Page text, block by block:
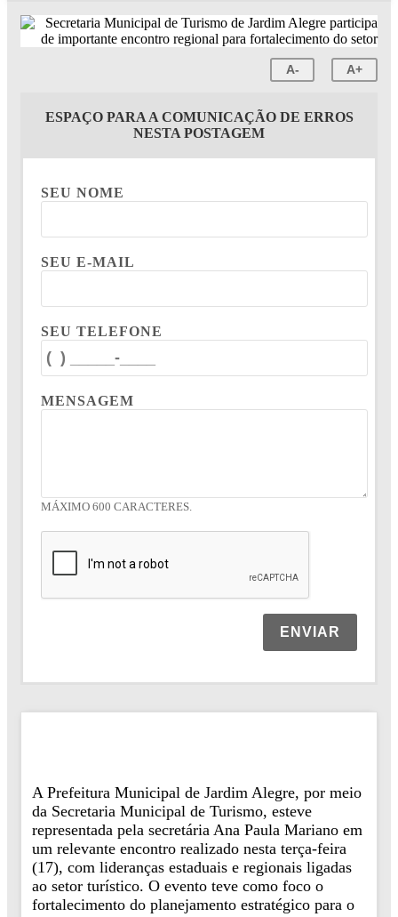
A- A+
ESPAÇO PARA A COMUNICAÇÃO DE ERROS
NESTA POSTAGEM
SEU NOME
SEU E-MAIL
SEU TELEFONE
MENSAGEM
MÁXIMO 600 CARACTERES.
ENVIAR
A Prefeitura Municipal de Jardim Alegre, por meio
da Secretaria Municipal de Turismo, esteve
representada pela secretária Ana Paula Mariano em
um relevante encontro realizado nesta terça-feira
(17), com lideranças estaduais e regionais ligadas
ao setor turístico. O evento teve como foco o
fortalecimento do planejamento estratégico para o